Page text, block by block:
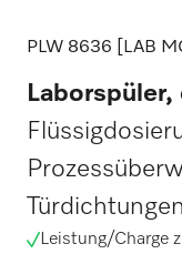
PLW 8636 [LAB
Leistung/Charge